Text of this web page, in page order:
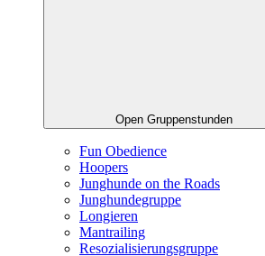
Open Gruppenstunden
Fun Obedience
Hoopers
Junghunde on the Roads
Junghundegruppe
Longieren
Mantrailing
Resozialisierungsgruppe​